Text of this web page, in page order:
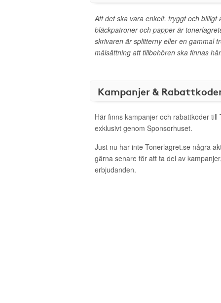
Att det ska vara enkelt, tryggt och billigt
bläckpatroner och papper är
skrivaren är splitterny eller en gammal
målsättning att tillbehören ska finnas
Kampanjer &
Här finns kampanjer och rabattkoder
exklusivt genom Sponsorhuset.
Just nu har inte Tonerlagret.se några
gärna senare för att ta del av
erbjudanden.